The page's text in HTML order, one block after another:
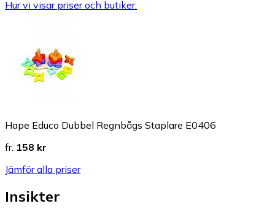
Hur vi visar priser och butiker.
Hape Educo Dubbel Regnbågs Staplare E0406
fr. 158 kr
Jämför alla priser
Insikter